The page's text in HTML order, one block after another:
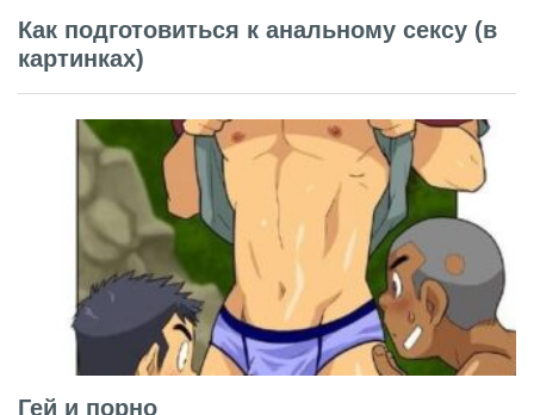
Как подготовиться к анальному сексу (в
картинках)
Гей и порно